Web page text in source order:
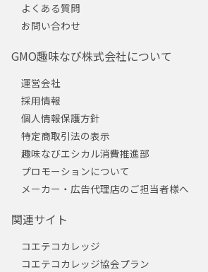
よくある質問
お問い合わせ
GMO趣味なび株式会社について
運営会社
採用情報
個人情報保護方針
特定商取引法の表示
趣味なびエシカル消費推進部
プロモーションについて
メーカー・広告代理店のご担当者様へ
関連サイト
コエテコカレッジ
コエテコカレッジ協会プラン